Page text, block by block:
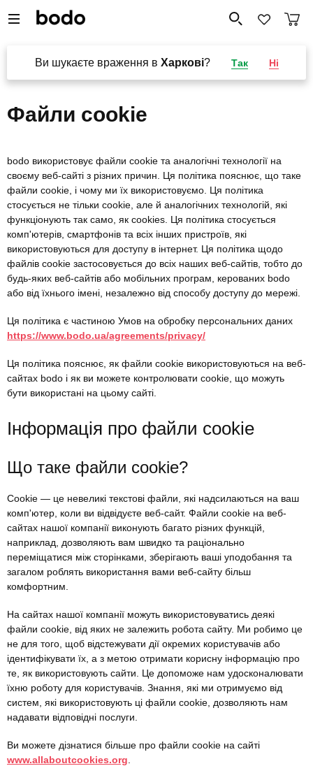
Ви шукаєте враження в Харкові? Так Ні
Файли cookie
bodo використовує файли cookie та аналогічні технології на
своєму веб-сайті з різних причин. Ця політика пояснює, що таке
файли cookie, і чому ми їх використовуємо. Ця політика
стосується не тільки cookie, але й аналогічних технологій, які
функціонують так само, як cookies. Ця політика стосується
комп'ютерів, смартфонів та всіх інших пристроїв, які
використовуються для доступу в інтернет. Ця політика щодо
файлів cookie застосовується до всіх наших веб-сайтів, тобто до
будь-яких веб-сайтів або мобільних програм, керованих bodo
або від їхнього імені, незалежно від способу доступу до мережі.
Ця політика є частиною Умов на обробку персональних даних
https://www.bodo.ua/agreements/privacy/
Ця політика пояснює, як файли cookie використовуються на веб-
сайтах bodo і як ви можете контролювати cookie, що можуть
бути використані на цьому сайті.
Інформація про файли cookie
Що таке файли cookie?
Cookie — це невеликі текстові файли, які надсилаються на ваш
комп'ютер, коли ви відвідуєте веб-сайт. Файли cookie на веб-
сайтах нашої компанії виконують багато різних функцій,
наприклад, дозволяють вам швидко та раціонально
переміщатися між сторінками, зберігають ваші уподобання та
загалом роблять використання вами веб-сайту більш
комфортним.
На сайтах нашої компанії можуть використовуватись деякі
файли cookie, від яких не залежить робота сайту. Ми робимо це
не для того, щоб відстежувати дії окремих користувачів або
ідентифікувати їх, а з метою отримати корисну інформацію про
те, як використовують сайти. Це допоможе нам удосконалювати
їхню роботу для користувачів. Знання, які ми отримуємо від
систем, які використовують ці файли cookie, дозволяють нам
надавати відповідні послуги.
Ви можете дізнатися більше про файли cookie на сайті
www.allaboutcookies.org